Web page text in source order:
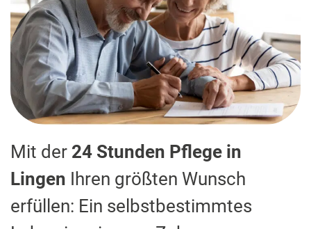
Mit der 24 Stunden Pflege in
Lingen Ihren größten Wunsch
erfüllen: Ein selbstbestimmtes